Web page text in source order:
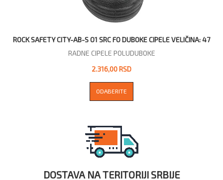
ROCK SAFETY CITY-AB-S O1 SRC FO DUBOKE CIPELE VELIČINA: 47
RADNE CIPELE POLUDUBOKE
2.316,00 RSD
ODABERITE
DOSTAVA NA TERITORIJI SRBIJE